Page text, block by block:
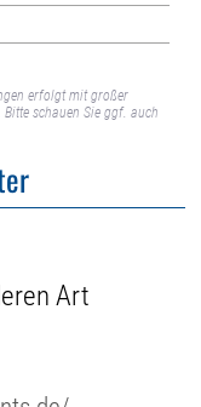
erfolgt mit großer
schauen Sie ggf. auch
Art